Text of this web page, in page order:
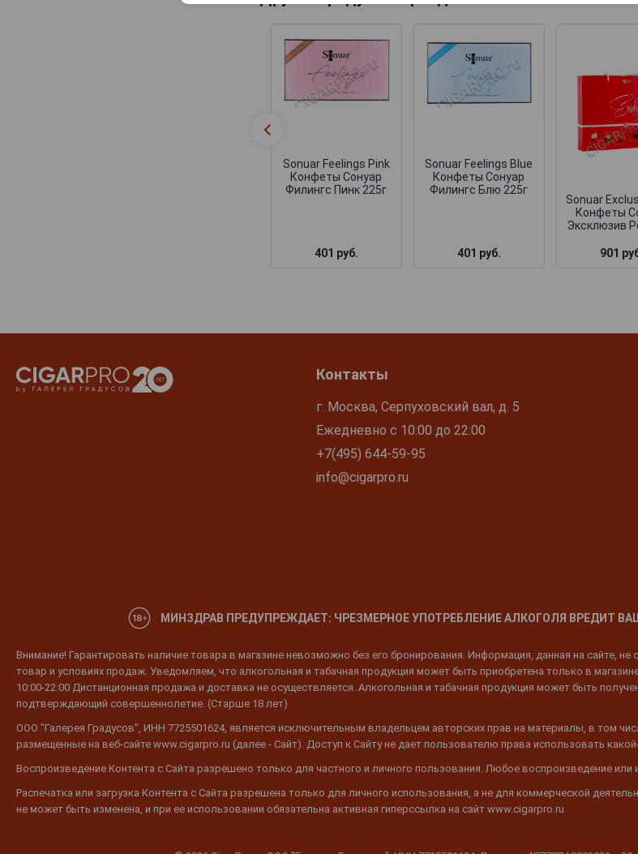
Sonuar Feelings Pink
Конфеты Сонуар
Филингс Пинк 225г
401 руб.
Sonuar Feelings Blue
Конфеты Сонуар
Филингс Блю 225г
401 руб.
Sonuar
Конфеты
Эксклюзив
901
Контакты
г. Москва, Серпуховский вал, д. 5
Ежедневно с 10:00 до 22:00
+7(495) 644-59-95
info@cigarpro.ru
МИНЗДРАВ ПРЕДУПРЕЖДАЕТ: ЧРЕЗМЕРНОЕ УПОТРЕБЛЕНИЕ АЛКОГОЛЯ ВРЕДИТ
Внимание! Гарантировать наличие товара в магазине невозможно без его бронирования. Информация, данная на сайте,
товар и условиях продаж. Уведомляем, что алкогольная и табачная продукция может быть приобретена только в
10:00-22:00 Дистанционная продажа и доставка не осуществляется. Алкогольная и табачная продукция может быть
подтверждающий совершеннолетие. (Старше 18 лет)
ООО "Галерея Градусов", ИНН 7725501624, является исключительным владельцем авторских прав на материалы, в том
размещенные на веб-сайте www.cigarpro.ru (далее - Сайт). Доступ к Сайту не дает пользователю права использовать
Воспроизведение Контента с Сайта разрешено только для частного и личного пользования. Любое воспроизведение или
Распечатка или загрузка Контента с Сайта разрешена только для личного использования, а не для коммерческой
не может быть изменена, и при ее использовании обязательна активная гиперссылка на сайт www.cigarpro.ru